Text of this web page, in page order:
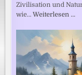
Zivilisation und
wie…Weiterlesen …